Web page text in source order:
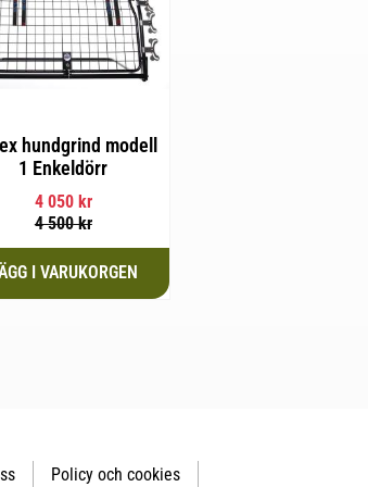
hundgrind modell
1 Enkeldörr
4 050kr
4 500kr
Policy och cookies